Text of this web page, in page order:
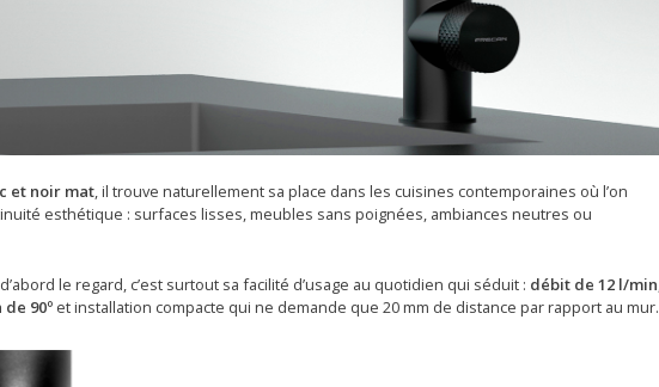
et noir mat, il trouve naturellement sa place dans les cuisines contemporaines où l’on
esthétique : surfaces lisses, meubles sans poignées, ambiances neutres ou
le regard, c’est surtout sa facilité d’usage au quotidien qui séduit : débit de 12 l/min
90ºet installation compacte qui ne demande que 20 mm de distance par rapport au mur.